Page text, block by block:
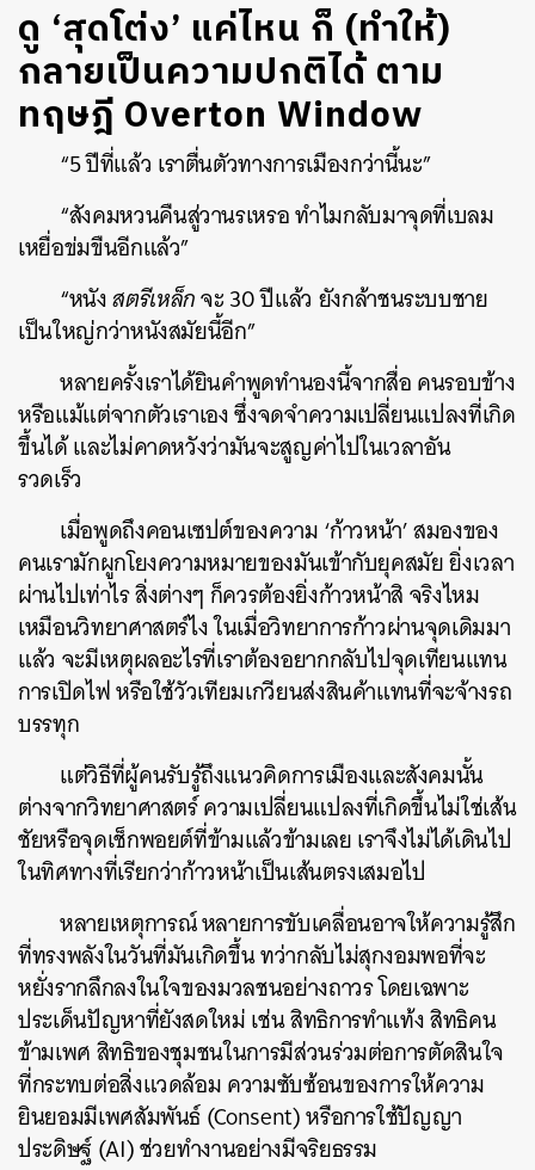
ดู ‘สุดโต่ง’ แค่ไหน ก็ (ทำให้)
กลายเป็นความปกติได้ ตาม
ทฤษฎี Overton Window
“5 ปีที่แล้ว เราตื่นตัวทางการเมืองกว่านี้นะ”
“สังคมหวนคืนสู่วานรเหรอ ทำไมกลับมาจุดที่เบลม
เหยื่อข่มขืนอีกแล้ว”
“หนังสตรีเหล็กจะ 30 ปีแล้ว ยังกล้าชนระบบชาย
เป็นใหญ่กว่าหนังสมัยนี้อีก”
หลายครั้งเราได้ยินคำพูดทำนองนี้จากสื่อ คนรอบข้าง
หรือแม้แต่จากตัวเราเอง ซึ่งจดจำความเปลี่ยนแปลงที่เกิด
ขึ้นได้ และไม่คาดหวังว่ามันจะสูญค่าไปในเวลาอัน
รวดเร็ว
เมื่อพูดถึงคอนเซปต์ของความ ‘ก้าวหน้า’ สมองของ
คนเรามักผูกโยงความหมายของมันเข้ากับยุคสมัย ยิ่งเวลา
ผ่านไปเท่าไร สิ่งต่างๆ ก็ควรต้องยิ่งก้าวหน้าสิ จริงไหม
เหมือนวิทยาศาสตร์ไง ในเมื่อวิทยาการก้าวผ่านจุดเดิมมา
แล้ว จะมีเหตุผลอะไรที่เราต้องอยากกลับไปจุดเทียนแทน
การเปิดไฟ หรือใช้วัวเทียมเกวียนส่งสินค้าแทนที่จะจ้างรถ
บรรทุก
แต่วิธีที่ผู้คนรับรู้ถึงแนวคิดการเมืองและสังคมนั้น
ต่างจากวิทยาศาสตร์ ความเปลี่ยนแปลงที่เกิดขึ้นไม่ใช่เส้น
ชัยหรือจุดเช็กพอยต์ที่ข้ามแล้วข้ามเลย เราจึงไม่ได้เดินไป
ในทิศทางที่เรียกว่าก้าวหน้าเป็นเส้นตรงเสมอไป
หลายเหตุการณ์ หลายการขับเคลื่อนอาจให้ความรู้สึก
ที่ทรงพลังในวันที่มันเกิดขึ้น ทว่ากลับไม่สุกงอมพอที่จะ
หยั่งรากลึกลงในใจของมวลชนอย่างถาวร โดยเฉพาะ
ประเด็นปัญหาที่ยังสดใหม่ เช่น สิทธิการทำแท้ง สิทธิคน
ข้ามเพศ สิทธิของชุมชนในการมีส่วนร่วมต่อการตัดสินใจ
ที่กระทบต่อสิ่งแวดล้อม ความซับซ้อนของการให้ความ
ยินยอมมีเพศสัมพันธ์ (Consent) หรือการใช้ปัญญา
ประดิษฐ์ (AI) ช่วยทำงานอย่างมีจริยธรรม